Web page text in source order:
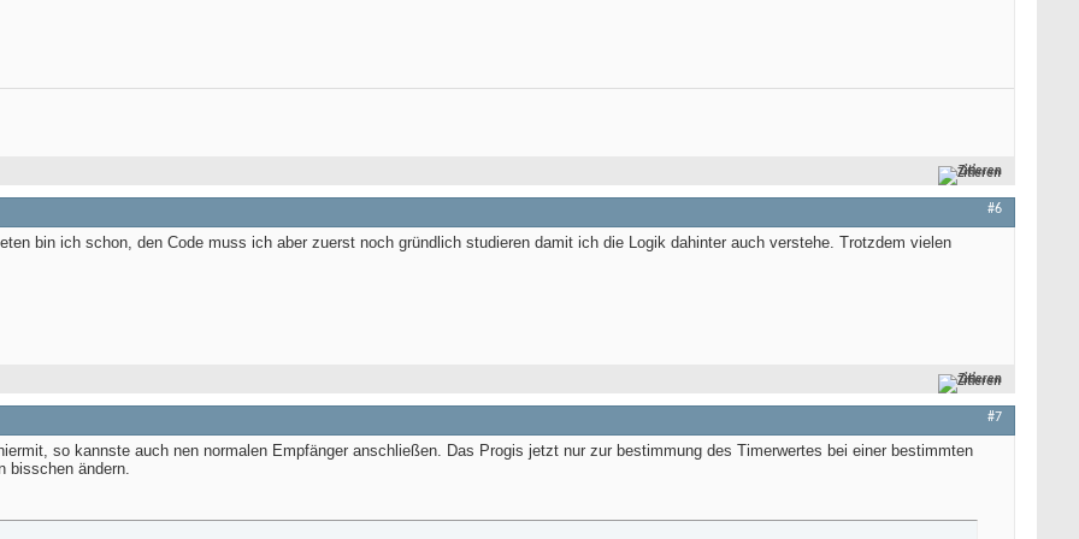
Zitieren
#6
bin ich schon, den Code muss ich aber zuerst noch gründlich studieren damit ich die Logik dahinter auch verstehe. Trotzdem vielen
Zitieren
#7
so kannste auch nen normalen Empfänger anschließen. Das Progis jetzt nur zur bestimmung des Timerwertes bei einer bestimmten
bisschen ändern.